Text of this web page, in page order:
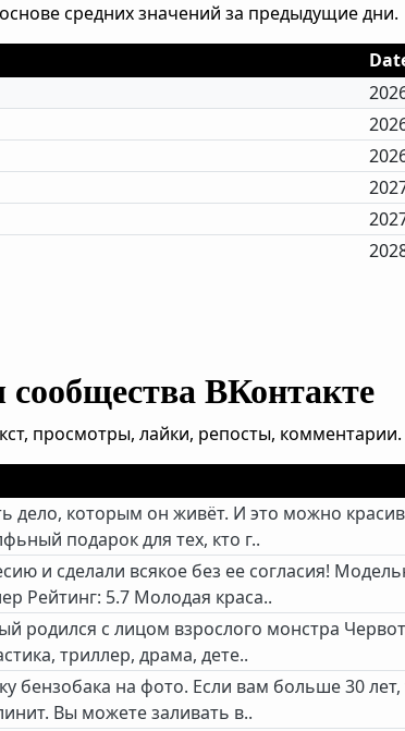
средних значений за предыдущие дни.
ВКонтакте
просмотры, лайки, репосты, комментарии.
дело, которым он живёт. И это можно
подарок для тех, кто г..
и сделали всякое без ее согласия!
Рейтинг: 5.7 Молодая краса..
родился с лицом взрослого монстра
триллер, драма, дете..
бензобака на фото. Если вам больше 30
Вы можете заливать в..